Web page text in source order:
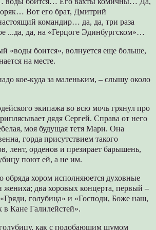
Вот его брат, Дмитрий
командир… да, да, три раза
...да, да, на «Герцоге Эдинбургском»…
«воды боится», волнуется еще больше,
на месте.
кое-куда за маленьким, – слышу около
экипажа во всю мочь грянул про
дядя Сергей. Справа от него
моя будущая тетя Мари. Она
горда присутствием такого
лент, орденов и презирает барышень,
поют ей, а не им.
обряда хором исполняюется духовные
жениха; два хоровых концерта, первый –
голубица» и «Господи, Боже наш,
в Кане Галилейстей».
как с подобающим шумом